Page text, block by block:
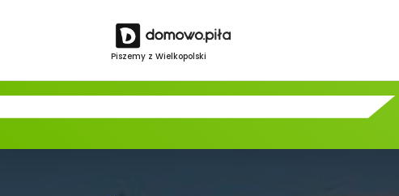
Piszemy z Wielkopolski